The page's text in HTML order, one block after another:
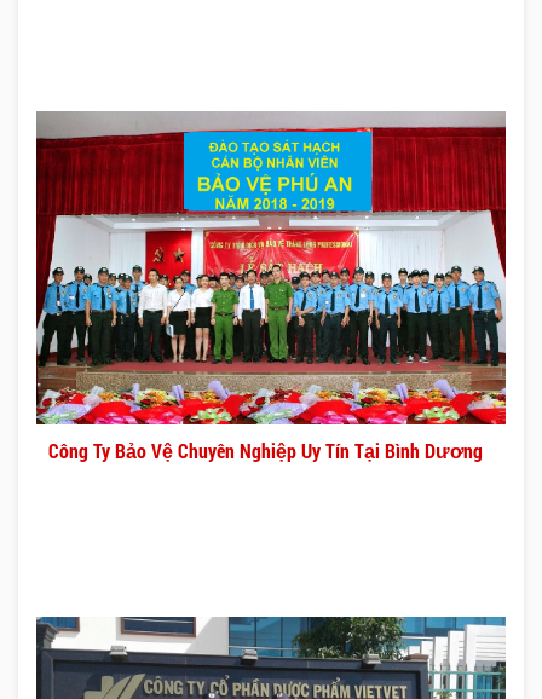
Công Ty Bảo Vệ Chuyên Nghiệp Uy Tín Tại Bình Dương